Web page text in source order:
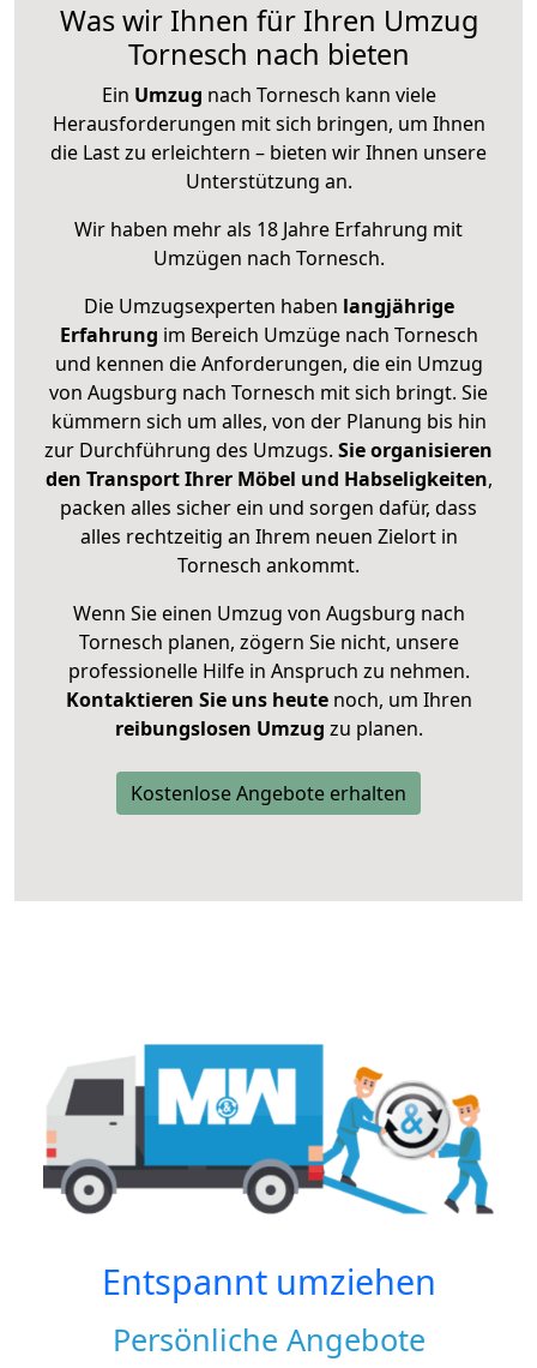
Was wir Ihnen für Ihren Umzug
Tornesch nach bieten
Ein Umzug nach Tornesch kann viele
Herausforderungen mit sich bringen, um Ihnen
die Last zu erleichtern – bieten wir Ihnen unsere
Unterstützung an.
Wir haben mehr als 18 Jahre Erfahrung mit
Umzügen nach Tornesch.
Die Umzugsexperten haben langjährige
Erfahrung im Bereich Umzüge nach Tornesch
und kennen die Anforderungen, die ein Umzug
von Augsburg nach Tornesch mit sich bringt. Sie
kümmern sich um alles, von der Planung bis hin
zur Durchführung des Umzugs. Sie organisieren
den Transport Ihrer Möbel und Habseligkeiten,
packen alles sicher ein und sorgen dafür, dass
alles rechtzeitig an Ihrem neuen Zielort in
Tornesch ankommt.
Wenn Sie einen Umzug von Augsburg nach
Tornesch planen, zögern Sie nicht, unsere
professionelle Hilfe in Anspruch zu nehmen.
Kontaktieren Sie uns heutenoch, um Ihren
reibungslosen Umzug zu planen.
Kostenlose Angebote erhalten
Entspannt umziehen
Persönliche Angebote